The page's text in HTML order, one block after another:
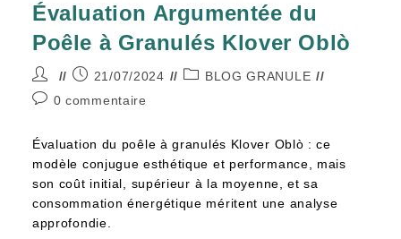
Évaluation Argumentée du
Poêle à Granulés Klover Oblò
21/07/2024
BLOG GRANULE
0 commentaire
Évaluation du poêle à granulés Klover Oblò : ce
modèle conjugue esthétique et performance, mais
son coût initial, supérieur à la moyenne, et sa
consommation énergétique méritent une analyse
approfondie.